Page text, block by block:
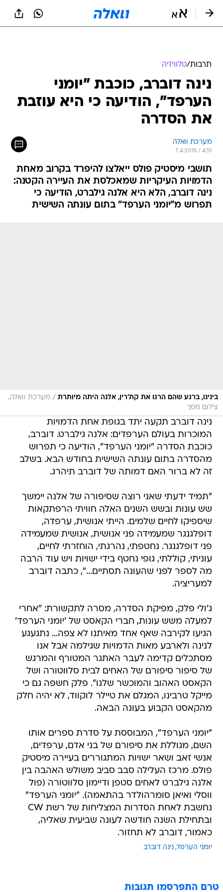
תרבות/טלוויזיה
נינה דוברב, כוכבת "יומני
הערפד", הודיעה כי היא עוזבת
את הסדרה
מערכת וואלה
7.4.2015 / 4:51
תושבי מיסטיק פולס ייאלצו להיפרד בקרוב מאחת
הדמויות העיקריות שמאכלסת את העיירה הקטנה:
נינה דוברב, הלא היא אלנה גילברט, הודיעה כי
תפרוש מ"יומני הערפד" בתום עונתה השישית
בינינו, ברגע שהם הרגו את קת'רין, אלנה היתה מיותרת / מערכת וואלה,
צילום מסך
נינה דוברב תקעה יתד בגופת אחת הדמויות
המוכרות בעולם הערפדים: אלנה גילברט. דוברב,
כוכבת הסדרה "יומני הערפד", הודיעה כי תפרוש
מהסדרה בתום עונתה השישית בחודש הבא. בשלב
זה לא ברור האם דמותה של דוברב תיהרג.
"תמיד ידעתי שאני רוצה שסיפורה של אלנה יימשך
שש עונות ובשש השנים האלה חוויתי הרפתקאות
שיספיקו לחיים שלמים. הייתי אנושית, ערפדה,
דופלגנגר שמעמידה פני אנושית, אנושית שמעמידה
פני דופלגנגר. נחטפתי, נהרגתי, הוחזרתי לחיים,
עוניתי, קוללתי, גופי נחטף בידי ישויות ויש עוד הרבה
מה לספר לפני שהעונה תסתיים...", כתבה דוברב
למעריציה.
ג'ולי פלק, מפיקת הסדרה, מסרה לתקשורת: "אחרי
למעלה משש עונות, חברי הקאסט של 'יומני הערפד'
הגיעו לקירבה שאף אחד מאיתנו לא צפה... נתגעגע
לנינה ולארבע מאות הדמויות שגילמה אבל אנו
מסתכלים קדימה לעבר האתגר המטורף והמרגש
של סיפור סיפורם של האחים לבית סלווטורה ושל
הקאסט האהוב והמוכשר שלנו". פלק חשפה גם כי
מייקל טרבינו, המגלם את טיילר לוקווד, לא יהיה חלק
מהקאסט הקבוע בעונה הבאה.
"יומני הערפד", המבוססת על סדרת ספרים אותו
השם, מגוללת את סיפורם של בני אדם, ערפדים,
אנשי זאב ושאר ישויות המתגוררים בעיירה מיסטיק
פולס. מרכז העלילה סבב סביב משולש האהבה בין
אלנה גילברט לאחים סטפן ודיימון סלווטורה (פול
ווסלי ואיאן סומרהולדר בהתאמה). "יומני הערפד"
נחשבת לאחת הסדרות המצליחות של רשת CW
ובתחילת השנה חודשה לעונה שביעית שאליה,
כאמור, דוברב לא תחזור.
יומני הערפד נינה דוברב
טרם התפרסמו תגובות